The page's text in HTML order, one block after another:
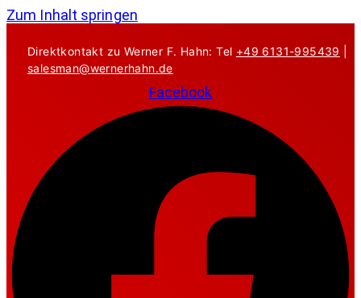
Zum Inhalt springen
Direktkontakt zu Werner F. Hahn: Tel +49 6131-995439
salesman@wernerhahn.de
Facebook